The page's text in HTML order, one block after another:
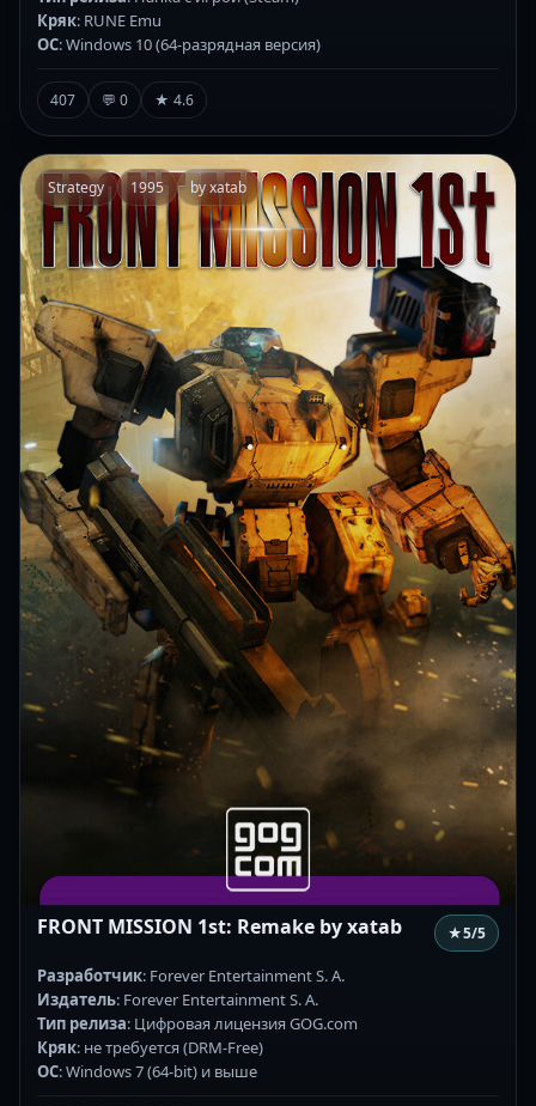
Кряк: RUNE Emu
ОС: Windows 10 (64-разрядная версия)
407 💬 0 ★ 4.6
Strategy 1995 by xatab
FRONT MISSION 1st: Remake by xatab ★5/5
Разработчик: Forever Entertainment S. A.
Издатель: Forever Entertainment S. A.
Тип релиза: Цифровая лицензия GOG.com
Кряк: не требуется (DRM-Free)
ОС: Windows 7 (64-bit) и выше